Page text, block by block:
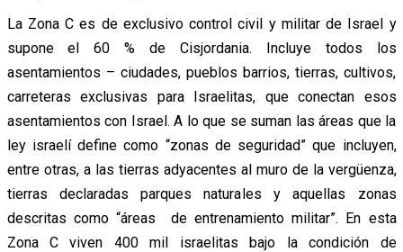
La Zona C es de exclusivo control civil y militar de Israel y
supone el 60 % de Cisjordania. Incluye todos los
asentamientos – ciudades, pueblos barrios, tierras, cultivos,
carreteras exclusivas para Israelitas, que conectan esos
asentamientos con Israel. A lo que se suman las áreas que la
ley israelí define como “zonas de seguridad” que incluyen,
entre otras, a las tierras adyacentes al muro de la vergüenza,
tierras declaradas parques naturales y aquellas zonas
descritas como “áreas de entrenamiento militar”. En esta
Zona C viven 400 mil israelitas bajo la condición de